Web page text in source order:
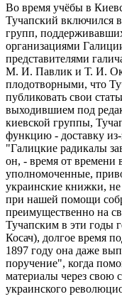
Во время учёбы в
Тучапский включился
групп,
организациями
представителями
М. И. Павлик и Т. И.
плодотворными, что
публиковать свои
выходившием под
киевской группы,
функцию - доставку
"Галицкие радикалы
он, - время от времени
уполномоченные,
украинские книжки,
при нашей помощи
преимущественно на
Тучапским в эти годы
Косач), долгое время
1897 году она даже
поручение", когда
материалы через свою
украинского